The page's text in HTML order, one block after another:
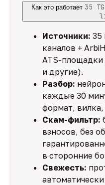
Как это работает 35
Источники: 35
каналов +
ATS-площадки
и другие).
Разбор:
каждые 30
формат, вилка,
Скам-фильтр:
взносов, без
в сторонние
Свежесть: